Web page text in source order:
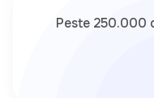
Peste 250.000